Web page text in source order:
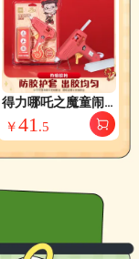
￥41.5
得力哪吒之魔童闹海
20W胶枪学生美术课
制作家用热熔手工DI